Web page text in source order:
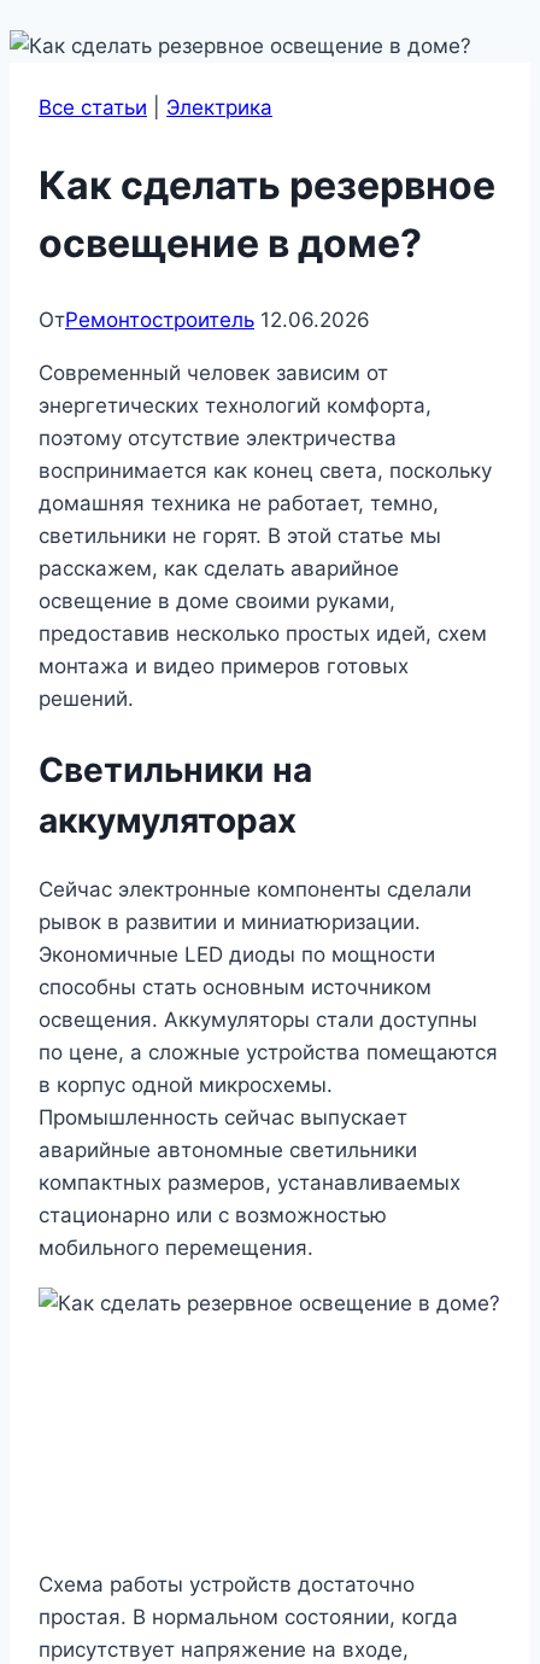
Все статьи Электрика
Как сделать резервное
освещение в доме?
ОтРемонтостроитель 12.06.2026
Современный человек зависим от
энергетических технологий комфорта,
поэтому отсутствие электричества
воспринимается как конец света, поскольку
домашняя техника не работает, темно,
светильники не горят. В этой статье мы
расскажем, как сделать аварийное
освещение в доме своими руками,
предоставив несколько простых идей, схем
монтажа и видео примеров готовых
решений.
Светильники на
аккумуляторах
Сейчас электронные компоненты сделали
рывок в развитии и миниатюризации.
Экономичные LED диоды по мощности
способны стать основным источником
освещения. Аккумуляторы стали доступны
по цене, а сложные устройства помещаются
в корпус одной микросхемы.
Промышленность сейчас выпускает
аварийные автономные светильники
компактных размеров, устанавливаемых
стационарно или с возможностью
мобильного перемещения.
Схема работы устройств достаточно
простая. В нормальном состоянии, когда
присутствует напряжение на входе,